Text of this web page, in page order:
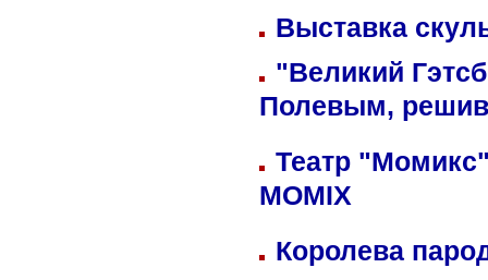
Выставка
"Великий
Полевым,
Театр
MOMIX
Королева